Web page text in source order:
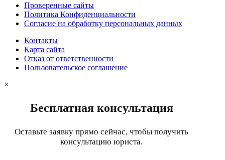
Проверенные сайты
Политика Конфиденциальности
Согласие на обработку персональных данных
Контакты
Карта сайта
Отказ от ответственности
Пользовательское соглашение
×
Бесплатная консультация
Оставьте заявку прямо сейчас, чтобы получить
консультацию юриста.